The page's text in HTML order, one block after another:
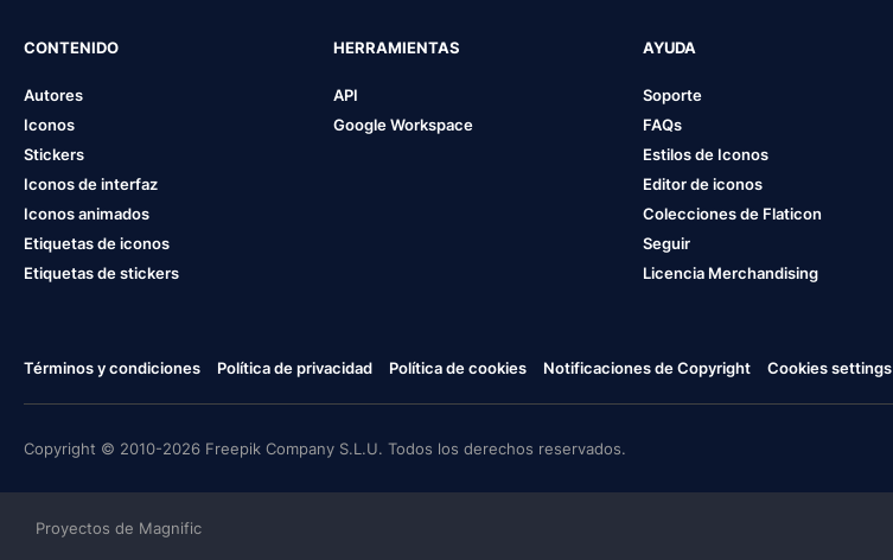
CONTENIDO
Autores
Iconos
Stickers
Iconos de interfaz
Iconos animados
Etiquetas de iconos
Etiquetas de stickers
HERRAMIENTAS
API
Google Workspace
AYUDA
Soporte
FAQs
Estilos de Iconos
Editor de iconos
Colecciones de Flaticon
Seguir
Licencia Merchandising
Términos y condiciones Política de privacidad Política de cookies Notificaciones de Copyright Cookies settings
Copyright © 2010-2026 Freepik Company S.L.U. Todos los derechos reservados.
Proyectos de Magnific